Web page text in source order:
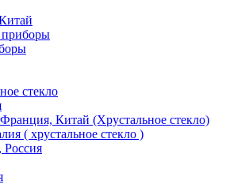
приборы
стекло
Китай (Хрустальное стекло)
( хрустальное стекло )
Россия